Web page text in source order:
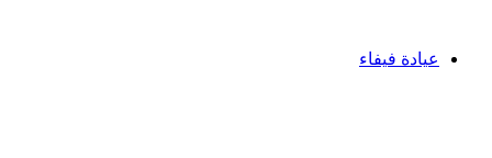
عيادة فيفاء